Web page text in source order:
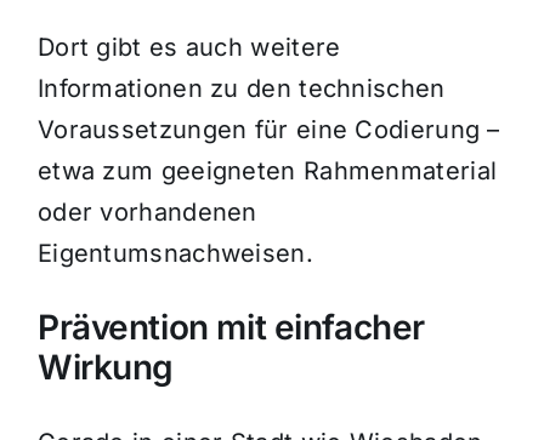
Dort gibt es auch weitere
Informationen zu den technischen
Voraussetzungen für eine Codierung –
etwa zum geeigneten Rahmenmaterial
oder vorhandenen
Eigentumsnachweisen.
Prävention mit einfacher
Wirkung